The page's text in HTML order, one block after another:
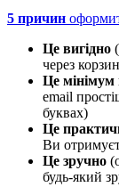
5 причин
Це вигідно
через
Це
email
буквах)
Це
Ви
Це зручно
будь-який